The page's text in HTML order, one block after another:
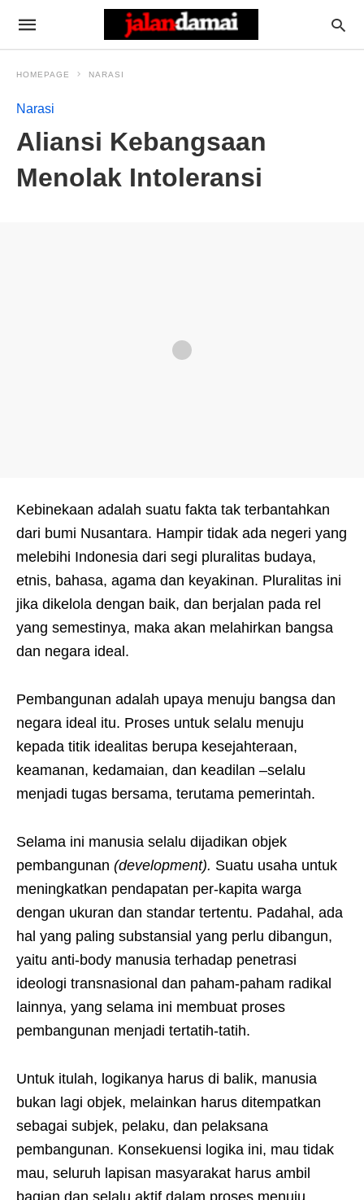
HOMEPAGE NARASI
Narasi
Aliansi Kebangsaan
Menolak Intoleransi
Kebinekaan adalah suatu fakta tak terbantahkan
dari bumi Nusantara. Hampir tidak ada negeri yang
melebihi Indonesia dari segi pluralitas budaya,
etnis, bahasa, agama dan keyakinan. Pluralitas ini
jika dikelola dengan baik, dan berjalan pada rel
yang semestinya, maka akan melahirkan bangsa
dan negara ideal.
Pembangunan adalah upaya menuju bangsa dan
negara ideal itu. Proses untuk selalu menuju
kepada titik idealitas berupa kesejahteraan,
keamanan, kedamaian, dan keadilan –selalu
menjadi tugas bersama, terutama pemerintah.
Selama ini manusia selalu dijadikan objek
pembangunan (development). Suatu usaha untuk
meningkatkan pendapatan per-kapita warga
dengan ukuran dan standar tertentu. Padahal, ada
hal yang paling substansial yang perlu dibangun,
yaitu anti-body manusia terhadap penetrasi
ideologi transnasional dan paham-paham radikal
lainnya, yang selama ini membuat proses
pembangunan menjadi tertatih-tatih.
Untuk itulah, logikanya harus di balik, manusia
bukan lagi objek, melainkan harus ditempatkan
sebagai subjek, pelaku, dan pelaksana
pembangunan. Konsekuensi logika ini, mau tidak
mau, seluruh lapisan masyarakat harus ambil
bagian dan selalu aktif dalam proses menuju